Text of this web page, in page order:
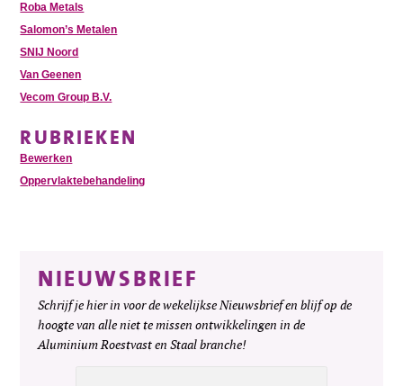
Roba Metals
Salomon’s Metalen
SNIJ Noord
Van Geenen
Vecom Group B.V.
RUBRIEKEN
Bewerken
Oppervlaktebehandeling
NIEUWSBRIEF
Schrijf je hier in voor de wekelijkse Nieuwsbrief en blijf op de
hoogte van alle niet te missen ontwikkelingen in de
Aluminium Roestvast en Staal branche!